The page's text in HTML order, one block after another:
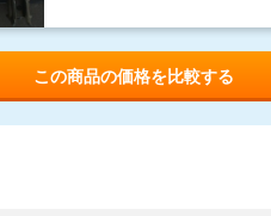
この商品の価格を比較する